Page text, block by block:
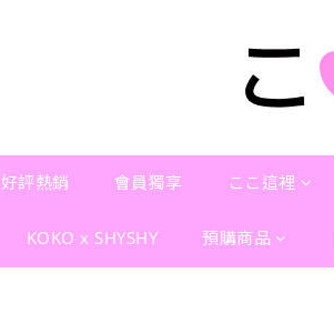
好評熱銷 會員獨享 ここ這裡
KOKO x SHYSHY 預購商品